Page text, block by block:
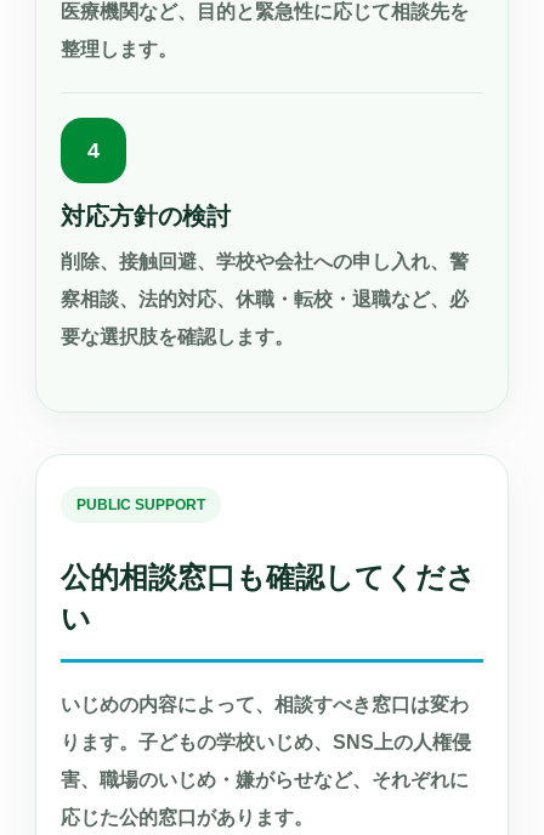
医療機関など、目的と緊急性に応じて相談先を
整理します。
4
対応方針の検討
削除、接触回避、学校や会社への申し入れ、警
察相談、法的対応、休職・転校・退職など、必
要な選択肢を確認します。
PUBLIC SUPPORT
公的相談窓口も確認してくださ
い
いじめの内容によって、相談すべき窓口は変わ
ります。子どもの学校いじめ、SNS上の人権侵
害、職場のいじめ・嫌がらせなど、それぞれに
応じた公的窓口があります。